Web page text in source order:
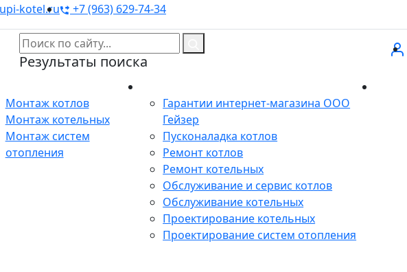
kotel.ru +7 (963) 629-74-34
Результаты поиска
Монтаж котлов
Монтаж котельных
Монтаж систем
отопления
Гарантии интернет-магазина ООО
Гейзер
Пусконаладка котлов
Ремонт котлов
Ремонт котельных
Обслуживание и сервис котлов
Обслуживание котельных
Проектирование котельных
Проектирование систем отопления